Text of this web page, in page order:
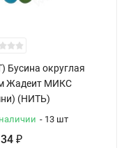
Бусина округлая
Жадеит МИКС
(НИТЬ)
- 13 шт
₽